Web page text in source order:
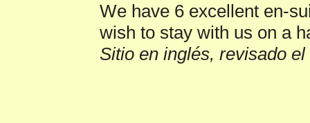
We have 6 excellent en-
wish to stay with us on a
Sitio en inglés, revisado el